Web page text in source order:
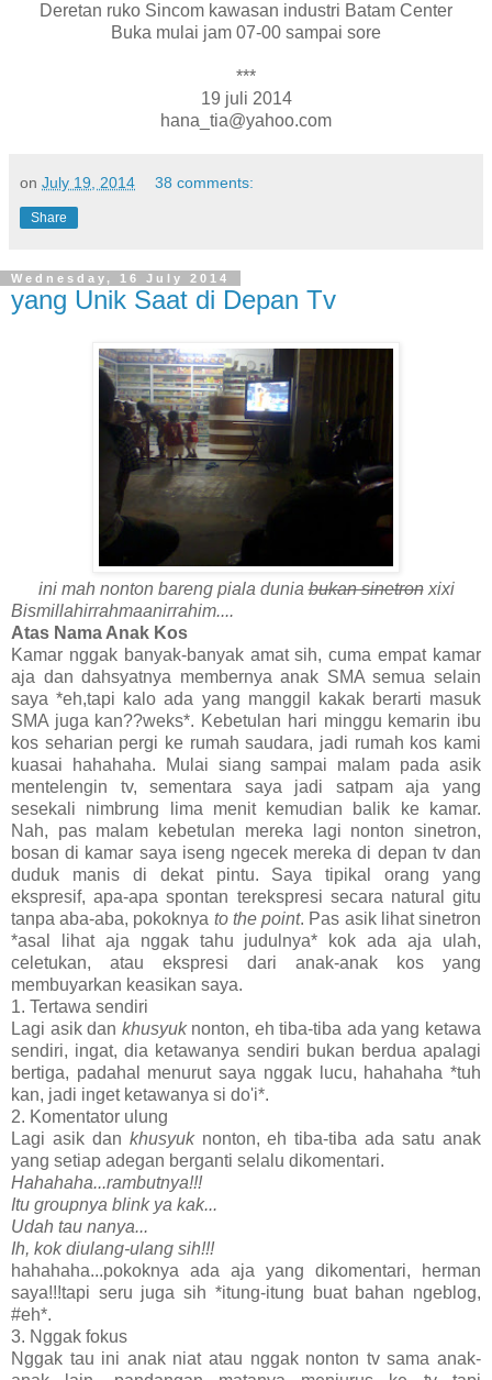
Deretan ruko Sincom kawasan industri Batam Center
Buka mulai jam 07-00 sampai sore
***
19 juli 2014
hana_tia@yahoo.com
on July 19, 2014 38 comments:
Share
Wednesday, 16 July 2014
yang Unik Saat di Depan Tv
ini mah nonton bareng piala duniabukan sinetronxixi
Bismillahirrahmaanirrahim....
Atas Nama Anak Kos
Kamar nggak banyak-banyak amat sih, cuma empat kamar
aja dan dahsyatnya membernya anak SMA semua selain
saya *eh,tapi kalo ada yang manggil kakak berarti masuk
SMA juga kan??weks*. Kebetulan hari minggu kemarin ibu
kos seharian pergi ke rumah saudara, jadi rumah kos kami
kuasai hahahaha. Mulai siang sampai malam pada asik
mentelengin tv, sementara saya jadi satpam aja yang
sesekali nimbrung lima menit kemudian balik ke kamar.
Nah, pas malam kebetulan mereka lagi nonton sinetron,
bosan di kamar saya iseng ngecek mereka di depan tv dan
duduk manis di dekat pintu. Saya tipikal orang yang
ekspresif, apa-apa spontan terekspresi secara natural gitu
tanpa aba-aba, pokoknya to the point. Pas asik lihat sinetron
*asal lihat aja nggak tahu judulnya* kok ada aja ulah,
celetukan, atau ekspresi dari anak-anak kos yang
membuyarkan keasikan saya.
1. Tertawa sendiri
Lagi asik dan khusyuknonton, eh tiba-tiba ada yang ketawa
sendiri, ingat, dia ketawanya sendiri bukan berdua apalagi
bertiga, padahal menurut saya nggak lucu, hahahaha *tuh
kan, jadi inget ketawanya si do'i*.
2. Komentator ulung
Lagi asik dan khusyuknonton, eh tiba-tiba ada satu anak
yang setiap adegan berganti selalu dikomentari.
Hahahaha...rambutnya!!!
Itu groupnya blink ya kak...
Udah tau nanya...
Ih, kok diulang-ulang sih!!!
hahahaha...pokoknya ada aja yang dikomentari, herman
saya!!!tapi seru juga sih *itung-itung buat bahan ngeblog,
#eh*.
3. Nggak fokus
Nggak tau ini anak niat atau nggak nonton tv sama anak-